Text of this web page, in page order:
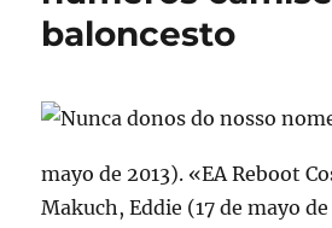
baloncesto
mayo de 2013). «EA Reboot
Makuch, Eddie (17 de mayo